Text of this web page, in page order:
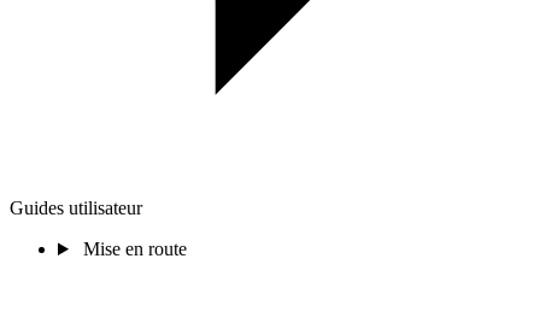
Guides utilisateur
Mise en route